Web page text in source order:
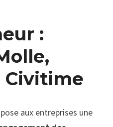
:
aux entreprises une